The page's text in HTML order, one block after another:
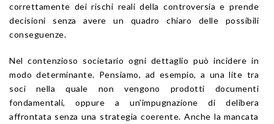
correttamente dei rischi reali della controversia e prende
decisioni senza avere un quadro chiaro delle possibili
conseguenze.
Nel contenzioso societario ogni dettaglio può incidere in
modo determinante. Pensiamo, ad esempio, a una lite tra
soci nella quale non vengono prodotti documenti
fondamentali, oppure a un’impugnazione di delibera
affrontata senza una strategia coerente. Anche la mancata